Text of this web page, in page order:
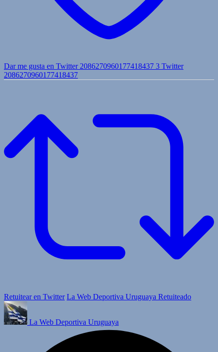
Dar me gusta en Twitter 2086270960177418437 3 Twitter
2086270960177418437
Retuitear en Twitter La Web Deportiva Uruguaya Retuiteado
La Web Deportiva Uruguaya